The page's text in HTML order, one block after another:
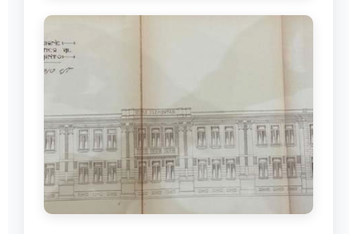
Edificio ICS Spirito Santo